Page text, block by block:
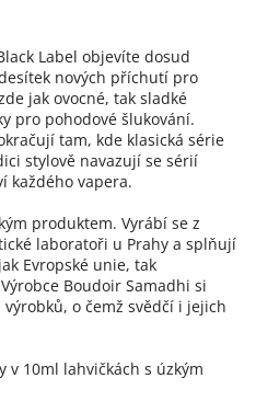
Label objevíte dosud
nových příchutí pro
jak ovocné, tak sladké
pro pohodové šlukování.
tam, kde klasická série
stylově navazují se sérií
každého vapera.
produktem. Vyrábí se z
laboratoři u Prahy a splňují
Evropské unie, tak
Boudoir Samadhi si
o čemž svědčí i jejich
v 10ml lahvičkách s úzkým